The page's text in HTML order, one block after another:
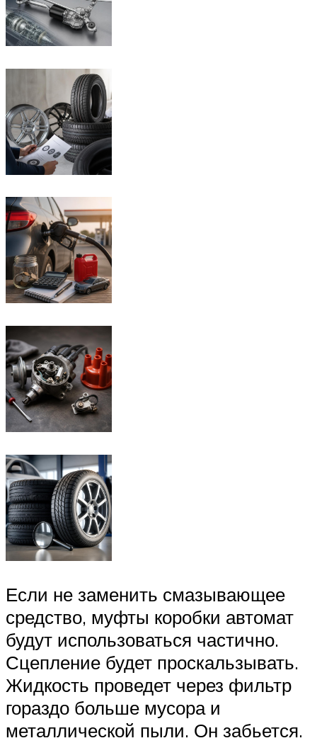
Если не заменить смазывающее
средство, муфты коробки автомат
будут использоваться частично.
Сцепление будет проскальзывать.
Жидкость проведет через фильтр
гораздо больше мусора и
металлической пыли. Он забьется.